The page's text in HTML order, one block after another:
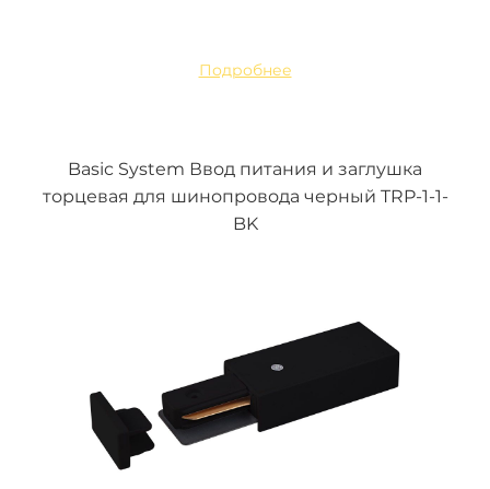
Подробнее
Basic System Ввод питания и заглушка
торцевая для шинопровода черный TRP-1-1-
BK